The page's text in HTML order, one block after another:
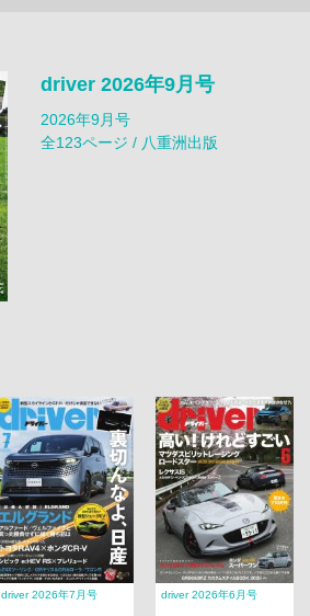
driver 2026年9月号
2026年9月号
全123ページ / 八重洲出版
driver 2026年7月号 driver 2026年6月号